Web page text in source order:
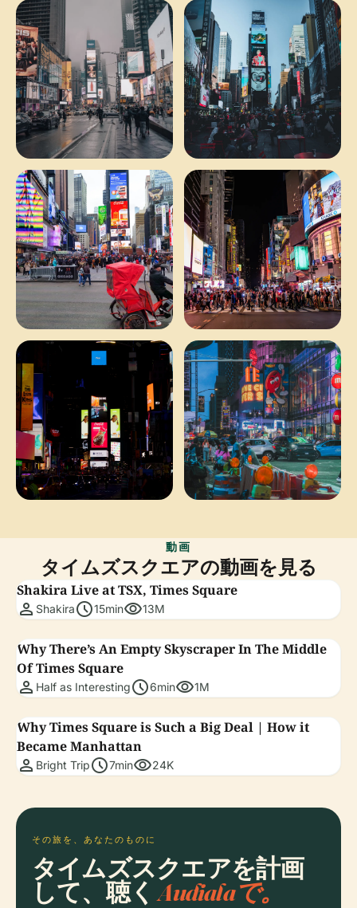
動画
タイムズスクエアの動画を見る
Shakira Live at TSX, Times Square
person Shakiraschedule15minvisibility13M
Why There’s An Empty Skyscraper In The Middle
Of Times Square
person Half as Interestingschedule6minvisibility1M
Why Times Square is Such a Big Deal | How it
Became Manhattan
person Bright Tripschedule7minvisibility24K
その旅を、あなたのものに
タイムズスクエアを計画
して、聴くAudialaで。